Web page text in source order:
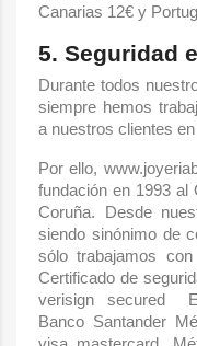
Canarias 12€ y
5. Seguridad
Durante todos
siempre hemos
a nuestros clientes
Por ello,
fundación en 1993
Coruña. Desde
siendo sinónimo de
sólo trabajamos
Certificado de
verisign secured
Banco Santander